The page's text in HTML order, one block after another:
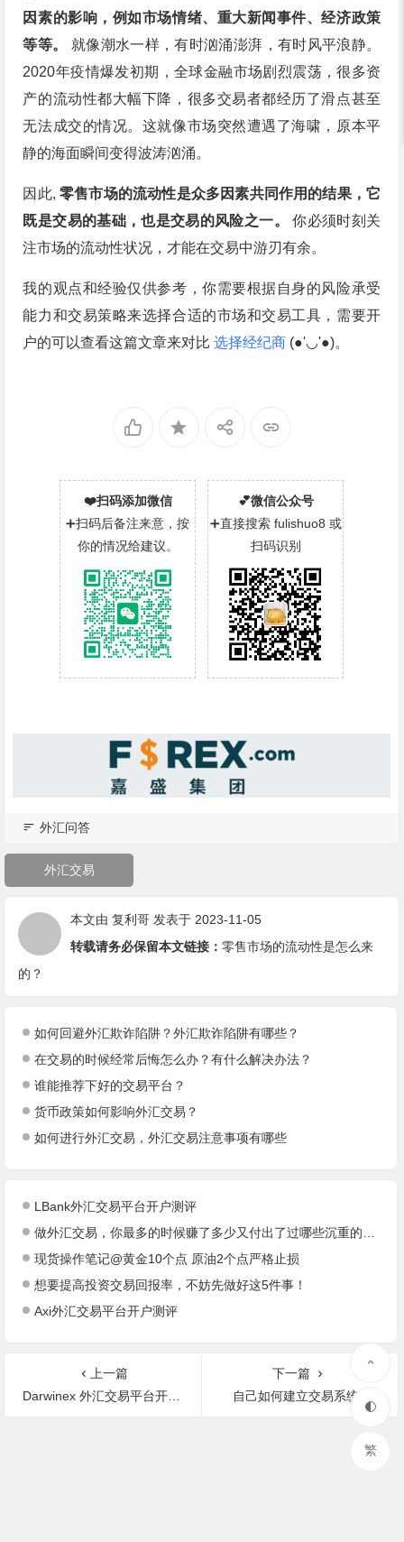
因素的影响，例如市场情绪、重大新闻事件、经济政策
等等。
就像潮水一样，有时汹涌澎湃，有时风平浪静。
2020年疫情爆发初期，全球金融市场剧烈震荡，很多资
产的流动性都大幅下降，很多交易者都经历了滑点甚至
无法成交的情况。这就像市场突然遭遇了海啸，原本平
静的海面瞬间变得波涛汹涌。
因此,零售市场的流动性是众多因素共同作用的结果，它
既是交易的基础，也是交易的风险之一。
你必须时刻关
注市场的流动性状况，才能在交易中游刃有余。
我的观点和经验仅供参考，你需要根据自身的风险承受
能力和交易策略来选择合适的市场和交易工具，需要开
户的可以查看这篇文章来对比选择经纪商 (●'◡'●)。
❤️扫码添加微信
➕扫码后备注来意，按
你的情况给建议。
💕微信公众号
➕直接搜索 fulishuo8 或
扫码识别
外汇问答
外汇交易
本文由复利哥 发表于 2023-11-05
转载请务必保留本文链接：零售市场的流动性是怎么来
的？
如何回避外汇欺诈陷阱？外汇欺诈陷阱有哪些？
在交易的时候经常后悔怎么办？有什么解决办法？
谁能推荐下好的交易平台？
货币政策如何影响外汇交易？
如何进行外汇交易，外汇交易注意事项有哪些
LBank外汇交易平台开户测评
做外汇交易，你最多的时候赚了多少又付出了过哪些沉重的代价?
现货操作笔记@黄金10个点 原油2个点严格止损
想要提高投资交易回报率，不妨先做好这5件事！
Axi外汇交易平台开户测评
上一篇
Darwinex 外汇交易平台开户测评
下一篇
自己如何建立交易系统?
繁